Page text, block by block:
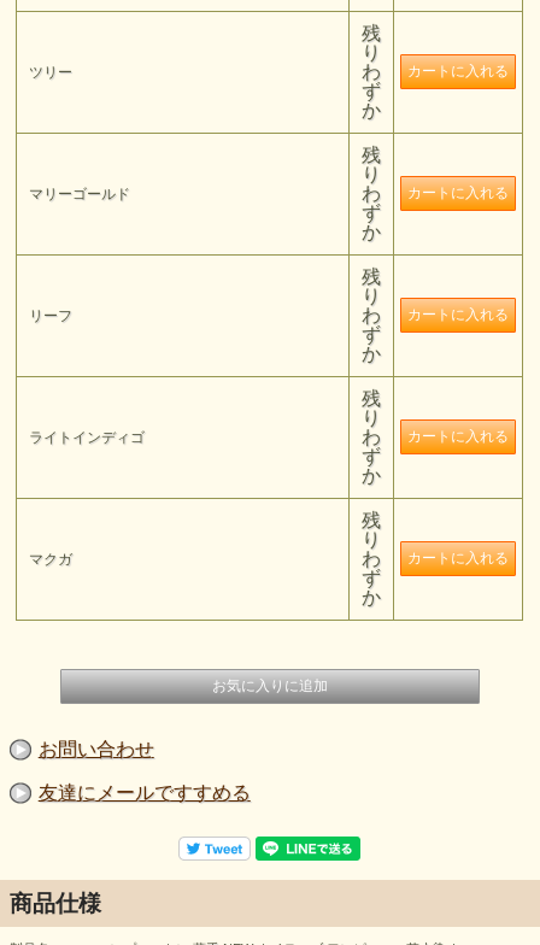
ツリー
残
り
わ
ず
か
マリーゴールド
残
り
わ
ず
か
リーフ
残
り
わ
ず
か
ライトインディゴ
残
り
わ
ず
か
マクガ
残
り
わ
ず
か
お問い合わせ
友達にメールですすめる
商品仕様